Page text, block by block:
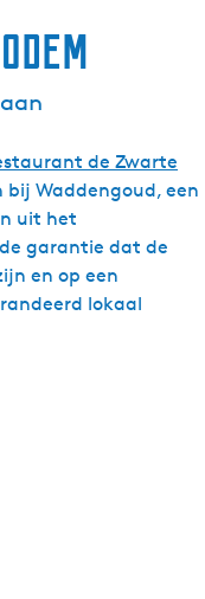
de Zwarte
Waddengoud, een
uit het
garantie dat de
en op een
lokaal